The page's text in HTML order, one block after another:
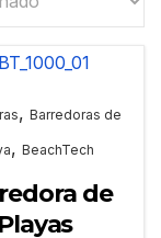
,Barredoras de
, BeachTech
de
Playas